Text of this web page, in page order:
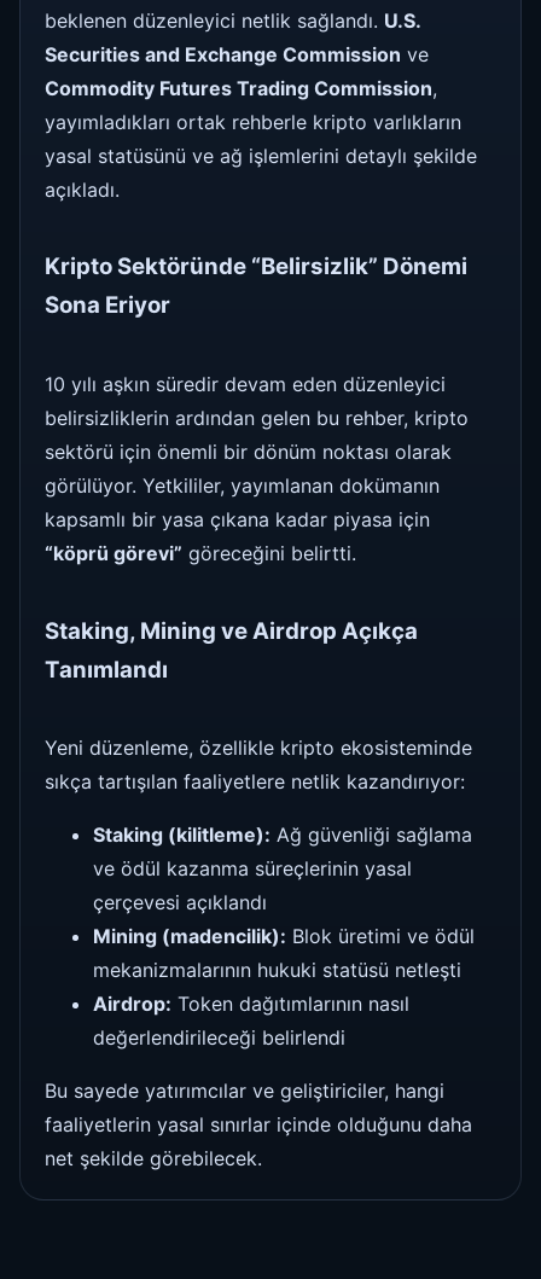
beklenen düzenleyici netlik sağlandı. U.S.
Securities and Exchange Commission ve
Commodity Futures Trading Commission,
yayımladıkları ortak rehberle kripto varlıkların
yasal statüsünü ve ağ işlemlerini detaylı şekilde
açıkladı.
Kripto Sektöründe “Belirsizlik” Dönemi
Sona Eriyor
10 yılı aşkın süredir devam eden düzenleyici
belirsizliklerin ardından gelen bu rehber, kripto
sektörü için önemli bir dönüm noktası olarak
görülüyor. Yetkililer, yayımlanan dokümanın
kapsamlı bir yasa çıkana kadar piyasa için
“köprü görevi” göreceğini belirtti.
Staking, Mining ve Airdrop Açıkça
Tanımlandı
Yeni düzenleme, özellikle kripto ekosisteminde
sıkça tartışılan faaliyetlere netlik kazandırıyor:
Staking (kilitleme): Ağ güvenliği sağlama
ve ödül kazanma süreçlerinin yasal
çerçevesi açıklandı
Mining (madencilik): Blok üretimi ve ödül
mekanizmalarının hukuki statüsü netleşti
Airdrop: Token dağıtımlarının nasıl
değerlendirileceği belirlendi
Bu sayede yatırımcılar ve geliştiriciler, hangi
faaliyetlerin yasal sınırlar içinde olduğunu daha
net şekilde görebilecek.